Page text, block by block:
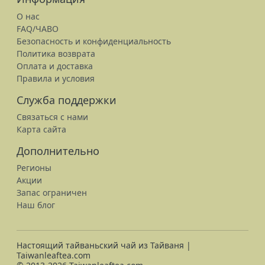
О нас
FAQ/ЧАВО
Безопасность и конфиденциальность
Политика возврата
Оплата и доставка
Правила и условия
Служба поддержки
Связаться с нами
Карта сайта
Дополнительно
Регионы
Акции
Запас ограничен
Наш блог
Настоящий тайваньский чай из Тайваня |
Taiwanleaftea.com